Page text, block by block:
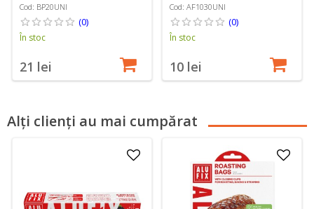
Cod: BP20UNI
(0)
În stoc
21 lei
Cod: AF1030UNI
(0)
În stoc
10 lei
Alți clienți au mai cumpărat